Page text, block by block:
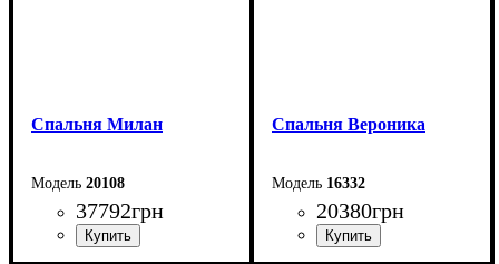
Спальня Милан
20108
37792грн
Спальня Вероника
16332
20380грн